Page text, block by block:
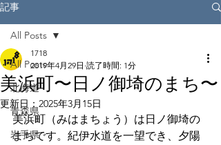
記事
All Posts
北海道
青森県
岩手県
All Posts
美浜町〜日ノ御埼のまち〜
1718
2019年4月29日 読了時間: 1分
更新日： 2025年3月15日
美浜町（みはまちょう）は日ノ御埼の
まちです。紀伊水道を一望でき、夕陽